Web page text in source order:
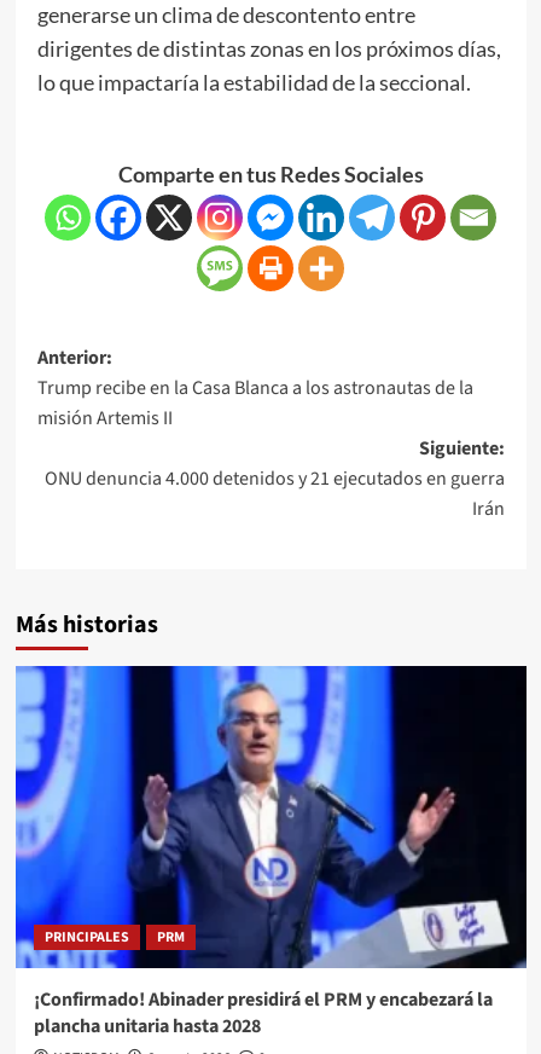
generarse un clima de descontento entre
dirigentes de distintas zonas en los próximos días,
lo que impactaría la estabilidad de la seccional.
Comparte en tus Redes Sociales
Anterior:
Trump recibe en la Casa Blanca a los astronautas de la
misión Artemis II
Siguiente:
ONU denuncia 4.000 detenidos y 21 ejecutados en guerra
Irán
Más historias
PRINCIPALES PRM
¡Confirmado! Abinader presidirá el PRM y encabezará la
plancha unitaria hasta 2028